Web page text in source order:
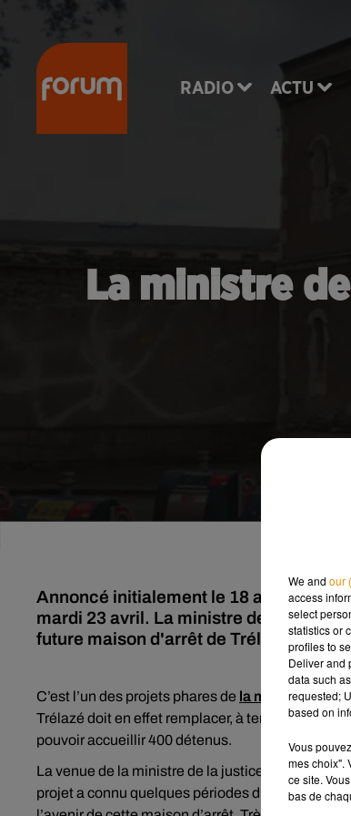
RADIO ACTU
La ministre
Annoncé initialement le 18 avril
mardi 23 avril. La ministre de la
future maison d'arrêt de Trélazé.
C’est l’un des projets phares de la métropole
Trélazé doit en effet remplacer, à terme, celle
pouvoir accueillir 400 détenus.
La venue de la ministre de la justice ce mardi
projet a connu quelques périodes d’hésitations
We and our
access
select
statistics or
profiles to
Deliver and
data such
requested;
based on
Vous
mes choix".
ce site.
bas de